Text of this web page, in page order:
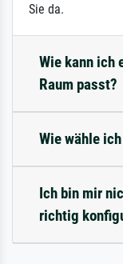
Sie da.
Wie kann ich
Raum passt?
Wie wähle
Ich bin mir
richtig